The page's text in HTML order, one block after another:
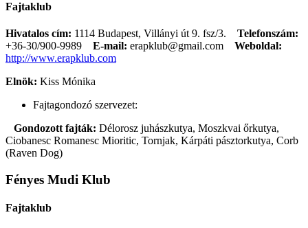
Fajtaklub
Hivatalos cím: 1114 Budapest, Villányi út 9. fsz/3. Telefonszám:
+36-30/900-9989
E-mail: erapklub@gmail.com
Weboldal:
http://www.erapklub.com
Elnök: Kiss Mónika
Fajtagondozó szervezet:
Gondozott fajták: Délorosz juhászkutya, Moszkvai őrkutya,
Ciobanesc Romanesc Mioritic, Tornjak, Kárpáti pásztorkutya, Corb
(Raven Dog)
Fényes Mudi Klub
Fajtaklub